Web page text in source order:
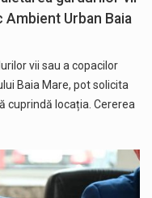
Urban Baia
vii sau a copacilor
Baia Mare, pot solicita
cuprindă locația. Cererea